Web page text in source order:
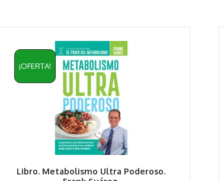
Libro. Metabolismo Ultra Poderoso.
¡OFERTA!